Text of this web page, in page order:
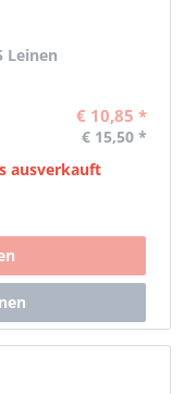
Leinen
€ 10,85 *
€ 15,50 *
ausverkauft